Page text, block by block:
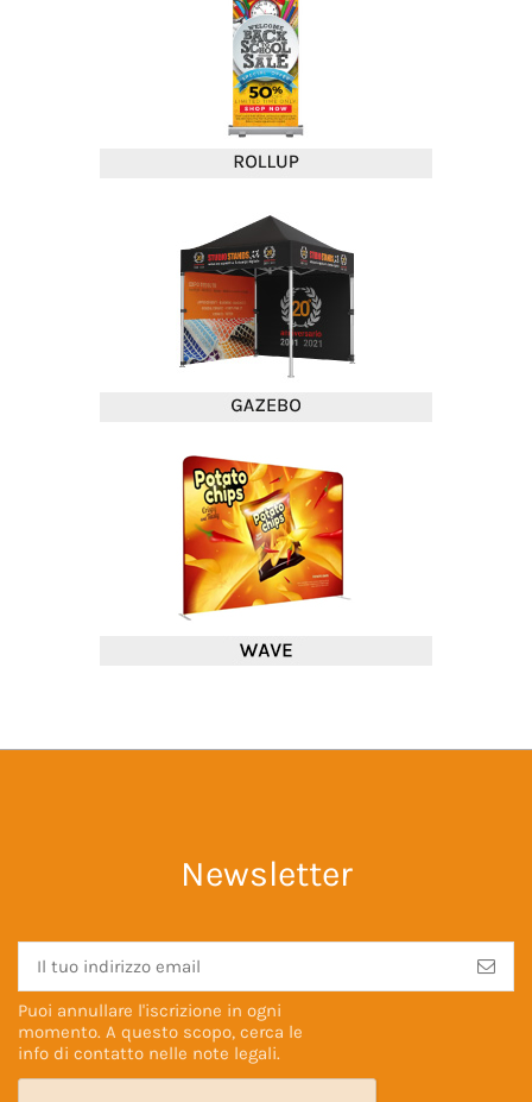
Newsletter
Puoi annullare l'iscrizione in ogni
momento. A questo scopo, cerca le
info di contatto nelle note legali.